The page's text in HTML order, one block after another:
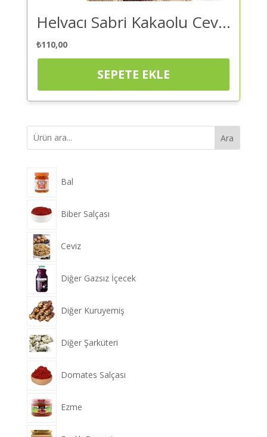
Helvacı Sabri Kakaolu Cevizli Yaz Helvası 450 Gr – Helva | Kaliteli ve Güvenilir Alışveriş
₺110,00
SEPETE EKLE
Ara
Bal
Biber Salçası
Ceviz
Diğer Gazsız İçecek
Diğer Kuruyemiş
Diğer Şarküteri
Domates Salçası
Ezme